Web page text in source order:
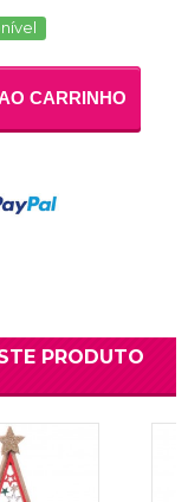
CARRINHO
PRODUTO